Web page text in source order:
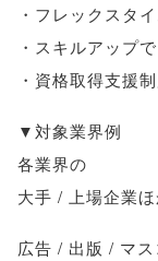
・フレックスタ
・スキルアップ
・資格取得支援
▼対象業界例
各業界の
大手 / 上場企業
広告 / 出版 / マ